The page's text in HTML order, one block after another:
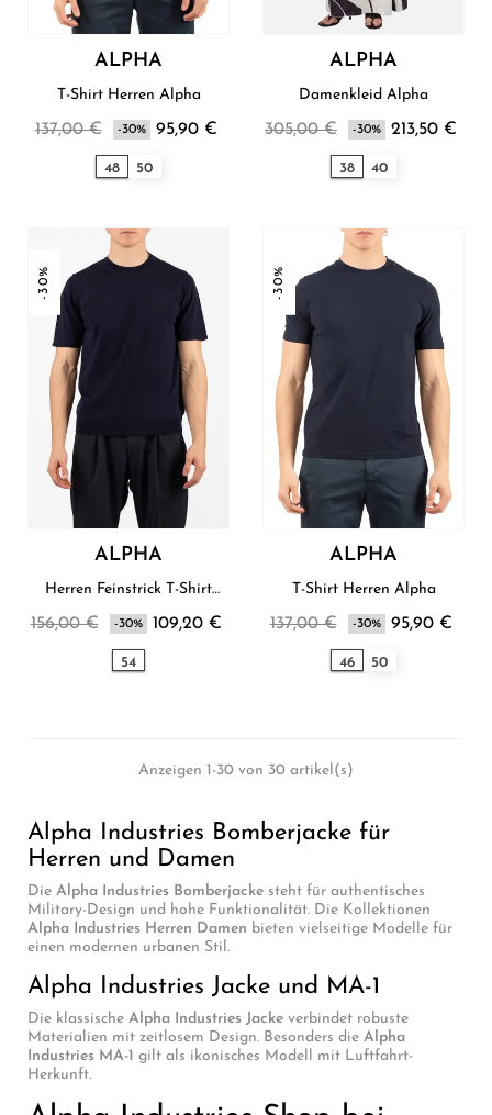
ALPHA
T-Shirt Herren Alpha
137,00 € -30% 95,90 €
48 50
ALPHA
Damenkleid Alpha
305,00 € -30% 213,50 €
38 40
-30%
ALPHA
Herren Feinstrick T-Shirt
156,00 € -30% 109,20 €
54
-30%
ALPHA
T-Shirt Herren Alpha
137,00 € -30% 95,90 €
46 50
Anzeigen 1-30 von 30 artikel(s)
Alpha Industries Bomberjacke für
Herren und Damen
Die Alpha Industries Bomberjacke steht für authentisches
Military-Design und hohe Funktionalität. Die Kollektionen
Alpha Industries Herren Damen bieten vielseitige Modelle für
einen modernen urbanen Stil.
Alpha Industries Jacke und MA-1
Die klassische Alpha Industries Jacke verbindet robuste
Materialien mit zeitlosem Design. Besonders die Alpha
Industries MA-1 gilt als ikonisches Modell mit Luftfahrt-
Herkunft.